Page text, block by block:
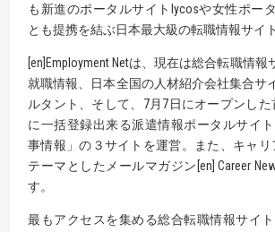
も新進のポータルサイトlycosや女性ポー
とも提携を結ぶ日本最大級の転職情報サイ
[en]Employment Netは、現在は総合転職情報
就職情報、日本全国の人材紹介会社集合サ
ルタント、そして、7月7日にオープンし
に一括登録出来る派遣情報ポータルサイ
事情報」の３サイトを運営。また、キャリ
テーマとしたメールマガジン[en] Career
す。
最もアクセスを集める総合転職情報サイ